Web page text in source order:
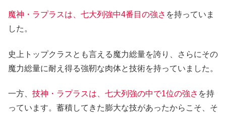
魔神・ラプラスは、七大列強中4番目の強さ を持っていま
した。
史上トップクラスとも言える魔力総量を誇り、さらにその
魔力総量に耐え得る強靭な肉体と技術を持っていました。
一方、 技神・ラプラスは、七大列強の中で1位の強さ を持
っています。蓄積してきた膨大な技があったからこそ、そ